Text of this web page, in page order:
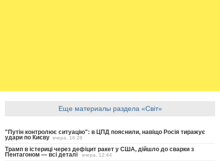
Еще материалы раздела «Світ»
"Путін контролює ситуацію": в ЦПД пояснили, навіщо Росія тиражує
удари по Києву вчера, 16:28
Трамп в істериці через дефіцит ракет у США, дійшло до сварки з
Пентагоном — всі деталі вчера, 12:44